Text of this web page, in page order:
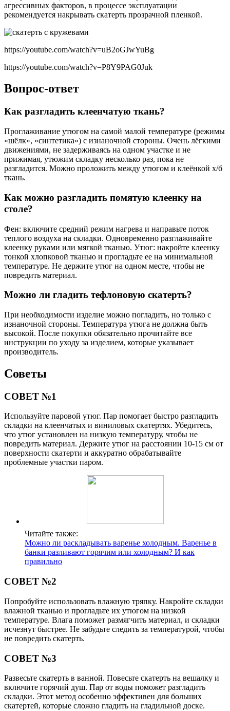
агрессивных факторов, в процессе эксплуатации
рекомендуется накрывать скатерть прозрачной пленкой.
https://youtube.com/watch?v=uB2oGJwYuBg
https://youtube.com/watch?v=P8Y9PAG0Juk
Вопрос-ответ
Как разгладить клеенчатую ткань?
Проглаживание утюгом на самой малой температуре (режимы
«шёлк», «синтетика») с изнаночной стороны. Очень лёгкими
движениями, не задерживаясь на одном участке и не
прижимая, утюжим складку несколько раз, пока не
разгладится. Можно проложить между утюгом и клеёнкой х/б
ткань.
Как можно разгладить помятую клеенку на
столе?
Фен: включите средний режим нагрева и направьте поток
теплого воздуха на складки. Одновременно разглаживайте
клеенку руками или мягкой тканью. Утюг: накройте клеенку
тонкой хлопковой тканью и прогладьте ее на минимальной
температуре. Не держите утюг на одном месте, чтобы не
повредить материал.
Можно ли гладить тефлоновую скатерть?
При необходимости изделие можно погладить, но только с
изнаночной стороны. Температура утюга не должна быть
высокой. После покупки обязательно прочитайте все
инструкции по уходу за изделием, которые указывает
производитель.
Советы
СОВЕТ №1
Используйте паровой утюг. Пар помогает быстро разгладить
складки на клеенчатых и виниловых скатертях. Убедитесь,
что утюг установлен на низкую температуру, чтобы не
повредить материал. Держите утюг на расстоянии 10-15 см от
поверхности скатерти и аккуратно обрабатывайте
проблемные участки паром.
Читайте также:
Можно ли раскладывать варенье холодным. Варенье в
банки разливают горячим или холодным? И как
правильно
СОВЕТ №2
Попробуйте использовать влажную тряпку. Накройте складки
влажной тканью и прогладьте их утюгом на низкой
температуре. Влага поможет размягчить материал, и складки
исчезнут быстрее. Не забудьте следить за температурой, чтобы
не повредить скатерть.
СОВЕТ №3
Развесьте скатерть в ванной. Повесьте скатерть на вешалку и
включите горячий душ. Пар от воды поможет разгладить
складки. Этот метод особенно эффективен для больших
скатертей, которые сложно гладить на гладильной доске.